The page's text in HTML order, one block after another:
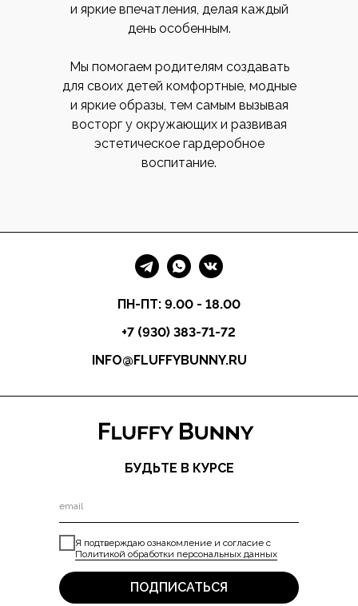
и яркие впечатления, делая каждый
день особенным.
Мы помогаем родителям создавать
для своих детей комфортные, модные
и яркие образы, тем самым вызывая
восторг у окружающих и развивая
эстетическое гардеробное
воспитание.
+7 (930) 383-71-72
INFO@FLUFFYBUNNY.RU
ПН-ПТ: 9.00 - 18.00
Я подтверждаю ознакомление и согласие с
Политикой обработки персональных данных
ПОДПИСАТЬСЯ
БУДЬТЕ В КУРСЕ